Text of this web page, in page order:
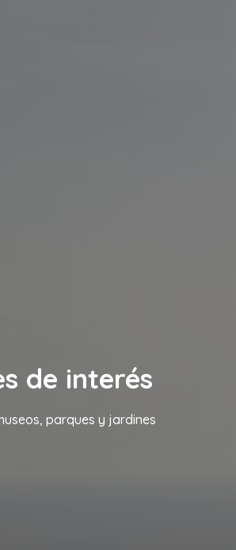
de interés
parques y jardines